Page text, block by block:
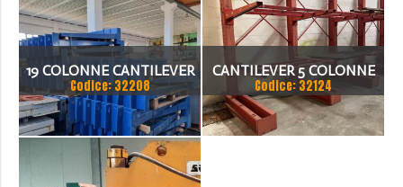
19 COLONNE CANTILEVER
BIFRONTE H 7500 MM,
PORTATA KG 4800 PER
FRONTE CON BASE E 3
Codice: 32208
CANTILEVER 5 COLONNE
ALTEZZA 3000MM
MENSOLA DA 1400MM
Codice: 32124